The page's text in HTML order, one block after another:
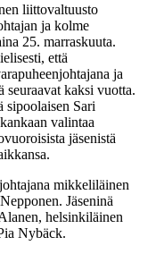
liittovaltuusto
ja kolme
25. marraskuuta.
että
ja
kaksi vuotta.
sipoolaisen Sari
valintaa
jäsenistä
mikkeliläinen
Jäseninä
helsinkiläinen
Nybäck.